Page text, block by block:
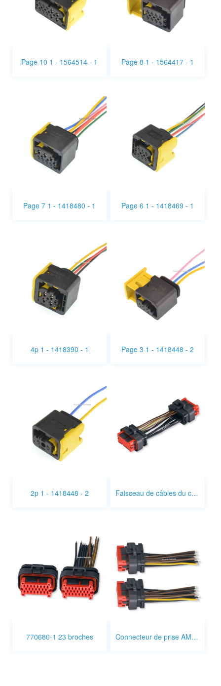
Page 10 1 - 1564514 - 1 Page 8 1 - 1564417 - 1
Page 7 1 - 1418480 - 1 Page 6 1 - 1418469 - 1
4p 1 - 1418390 - 1 Page 3 1 - 1418448 - 2
2p 1 - 1418448 - 2 Faisceau de câbles du connecteur de prise AMPSEAL
770680-1 23 broches Connecteur de prise AMPSEAL 23 broches